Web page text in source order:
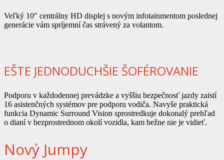
Veľký 10″ centrálny HD displej s novým infotainmentom poslednej
generácie vám spríjemní čas strávený za volantom.
EŠTE JEDNODUCHŠIE ŠOFÉROVANIE
Podporu v každodennej prevádzke a vyššiu bezpečnosť jazdy zaistí
16 asistenčných systémov pre podporu vodiča. Navyše praktická
funkcia Dynamic Surround Vision sprostredkuje dokonalý prehľad
o dianí v bezprostrednom okolí vozidla, kam bežne nie je vidieť.
Nový Jumpy